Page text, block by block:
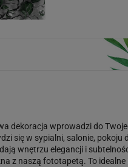
dekoracja wprowadzi do
się w sypialni, salonie, pokoju
wnętrzu elegancji i
z naszą fototapetą. To